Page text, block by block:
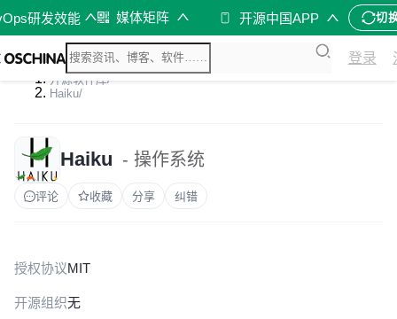
研发效能 媒体矩阵 开源中国APP 切
登录
开源软件库/
Haiku/
Haiku - 操作系统
评论 收藏 分享 纠错
授权协议MIT
开源组织无